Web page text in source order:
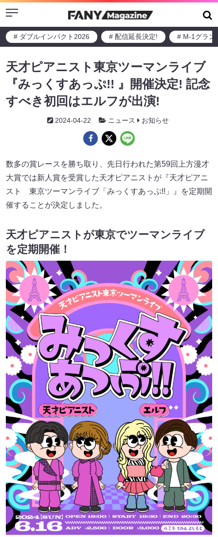
Menu
# ダブルインパクト2026 # 配信延長決定! # M-1グラン
天才ピアニスト東京ツーマンライブ
『みっくすあっぷ!! 』開催決定! 記念
すべき初回はエルフが出演!
2024-04-22 ニュース お知らせ
数多の賞レースを勝ち取り、先日行われた第59回上方漫才
大賞では新人賞を受賞した天才ピアニストが『天才ピアニ
スト 東京ツーマンライブ「みっくすあっぷ!!」』を定期開
催することが決定しました。
天才ピアニストが東京でツーマンライブ
を定期開催！